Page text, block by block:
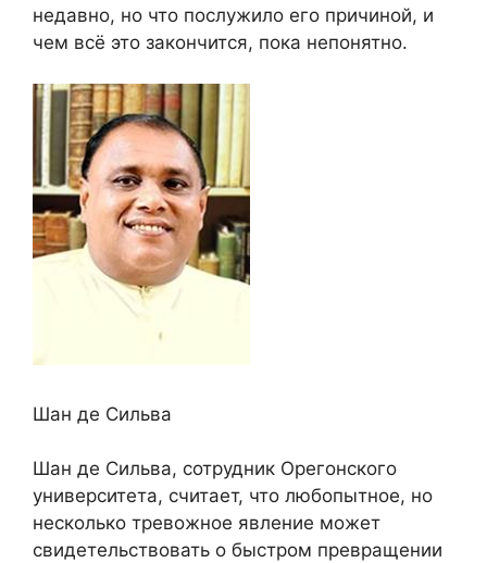
недавно, но что послужило его причиной, и
чем всё это закончится, пока непонятно.
Шан де Сильва
Шан де Сильва, сотрудник Орегонского
университета, считает, что любопытное, но
несколько тревожное явление может
свидетельствовать о быстром превращении